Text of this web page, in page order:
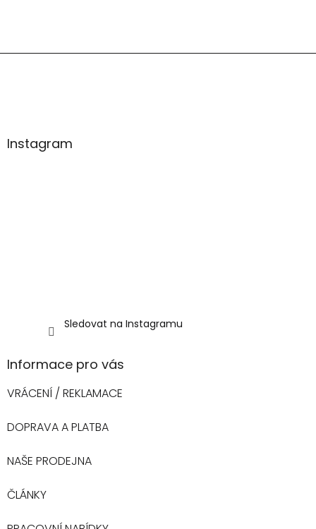
p
Instagram
Sledovat na Instagramu
Informace pro vás
VRÁCENÍ / REKLAMACE
DOPRAVA A PLATBA
NAŠE PRODEJNA
ČLÁNKY